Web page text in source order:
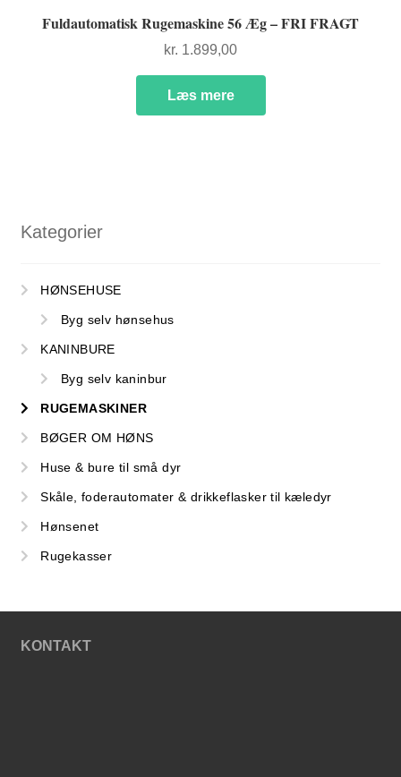
Fuldautomatisk Rugemaskine 56 Æg – FRI FRAGT
kr. 1.899,00
Læs mere
Kategorier
HØNSEHUSE
Byg selv hønsehus
KANINBURE
Byg selv kaninbur
RUGEMASKINER
BØGER OM HØNS
Huse & bure til små dyr
Skåle, foderautomater & drikkeflasker til kæledyr
Hønsenet
Rugekasser
KONTAKT